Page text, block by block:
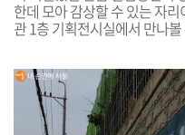
한데 모아 감상할 수 있는 자
관 1층 기획전시실에서 만나볼